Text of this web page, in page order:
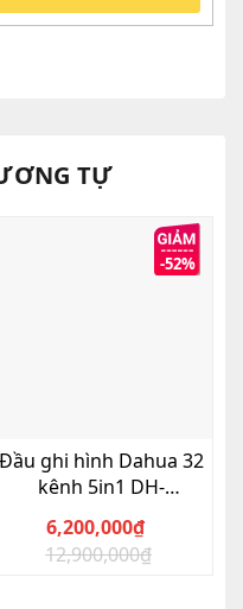
TỰ
-52%
Đầu ghi hình Dahua 32
kênh 5in1 DH-
12,900,000₫
Giá
6,200,000₫
Giá